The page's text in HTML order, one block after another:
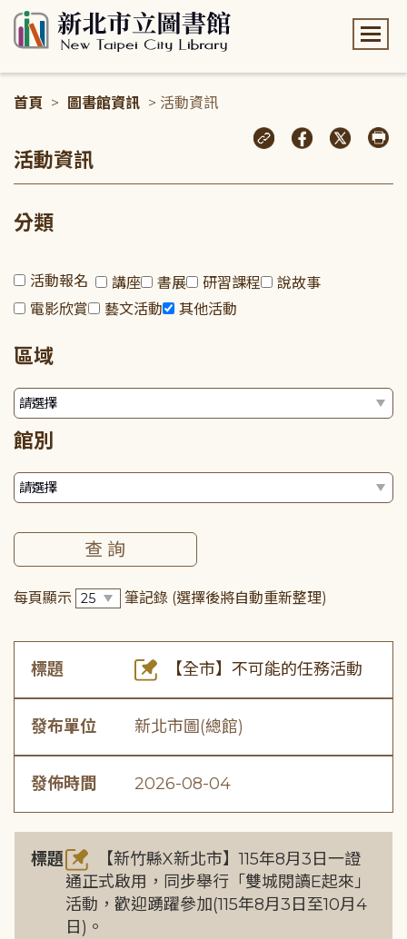
首頁 > 圖書館資訊 > 活動資訊
活動資訊
分類
活動報名 講座 書展 研習課程
說故事
電影欣賞
藝文活動 其他活動
區域
館別
每頁顯示 筆記錄 (選擇後將自動重新整理)
標題 【全市】不可能的任務活動
發布單位 新北市圖(總館)
發佈時間 2026-08-04
標題
【新竹縣X新北市】115年8月3日一證
通正式啟用，同步舉行「雙城閱讀E起來」
活動，歡迎踴躍參加(115年8月3日至10月4
日)。